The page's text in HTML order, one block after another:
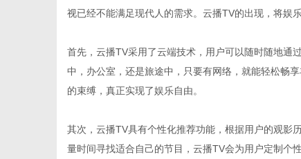
视已经不能满足现代人的需求。云播TV的出现，将娱
首先，云播TV采用了云端技术，用户可以随时随地通
中，办公室，还是旅途中，只要有网络，就能轻松畅
的束缚，真正实现了娱乐自由。
其次，云播TV具有个性化推荐功能，根据用户的观影
量时间寻找适合自己的节目，云播TV会为用户定制个